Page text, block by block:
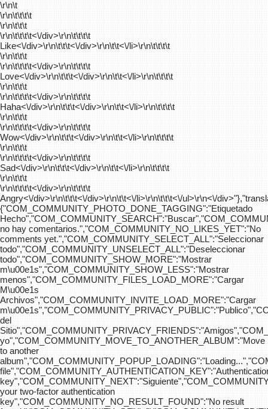
\r\n\t
\r\n\t\t\t\t
\r\n\t\t\t
\r\n\t\t\t\t<\/div>\r\n\t\t\t\t
Like<\/div>\r\n\t\t\t<\/div>\r\n\t\t<\/li>\r\n\t\t\t\t
\r\n\t\t\t
\r\n\t\t\t\t<\/div>\r\n\t\t\t\t
Love<\/div>\r\n\t\t\t<\/div>\r\n\t\t<\/li>\r\n\t\t\t\t
\r\n\t\t\t
\r\n\t\t\t\t<\/div>\r\n\t\t\t\t
Haha<\/div>\r\n\t\t\t<\/div>\r\n\t\t<\/li>\r\n\t\t\t\t
\r\n\t\t\t
\r\n\t\t\t\t<\/div>\r\n\t\t\t\t
Wow<\/div>\r\n\t\t\t<\/div>\r\n\t\t<\/li>\r\n\t\t\t\t
\r\n\t\t\t
\r\n\t\t\t\t<\/div>\r\n\t\t\t\t
Sad<\/div>\r\n\t\t\t<\/div>\r\n\t\t<\/li>\r\n\t\t\t\t
\r\n\t\t\t
\r\n\t\t\t\t<\/div>\r\n\t\t\t\t
Angry<\/div>\r\n\t\t\t<\/div>\r\n\t\t<\/li>\r\n\t\t\t<\/ul>\r\n<\/
{"COM_COMMUNITY_PHOTO_DONE_TAGGING":"Etiquetado
no hay comentarios.","COM_COMMUNITY_NO_LIKES_YET":"No
comments yet.","COM_COMMUNITY_SELECT_ALL":"Seleccionar
todo","COM_COMMUNITY_UNSELECT_ALL":"Deseleccionar
todo","COM_COMMUNITY_SHOW_MORE":"Mostrar
m\u00e1s","COM_COMMUNITY_SHOW_LESS":"Mostrar
menos","COM_COMMUNITY_FILES_LOAD_MORE":"Cargar
M\u00e1s
Archivos","COM_COMMUNITY_INVITE_LOAD_MORE":"Cargar
del
yo","COM_COMMUNITY_MOVE_TO_ANOTHER_ALBUM":"Move
to another
your two-factor authentication
key","COM_COMMUNITY_NO_RESULT_FOUND":"No result